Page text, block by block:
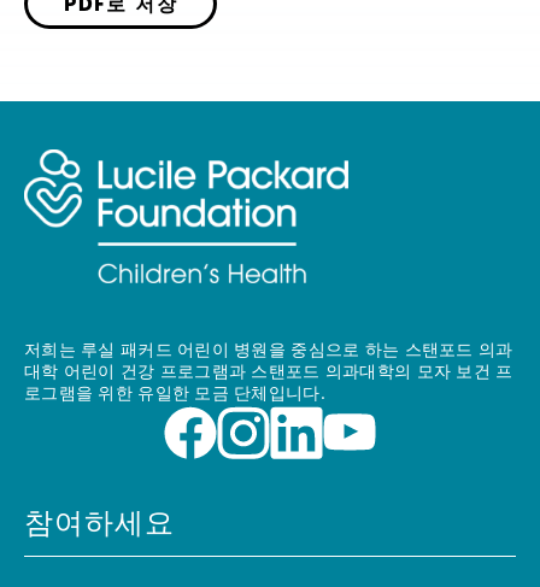
PDF로 저장
저희는 루실 패커드 어린이 병원을 중심으로 하는 스탠포드 의과
대학 어린이 건강 프로그램과 스탠포드 의과대학의 모자 보건 프
로그램을 위한 유일한 모금 단체입니다.
참여하세요